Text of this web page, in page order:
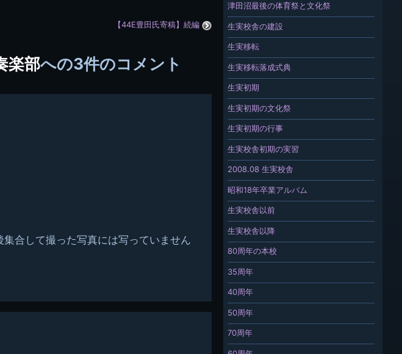
【44E豊田氏寄稿】続編
楽部への3件のコメント
合して撮った写真には写っていません
津田沼最後の体育祭と文化祭
生実校舎の建設
生実移転
生実移転落成式典
生実初期
生実初期の文化祭
生実初期の行事
生実校舎初期の実習
2008.08 生実校舎
昭和18年卒業アルバム
生実校舎以前
生実校舎以降
80周年の本校
35周年
40周年
50周年
70周年